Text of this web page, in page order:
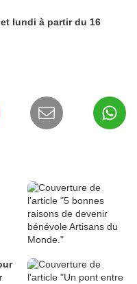
lundi à partir du 16